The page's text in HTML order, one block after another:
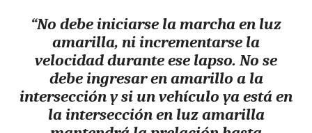
“No debe iniciarse la marcha en luz
amarilla, ni incrementarse la
velocidad durante ese lapso. No se
debe ingresar en amarillo a la
intersección y si un vehículo ya está en
la intersección en luz amarilla